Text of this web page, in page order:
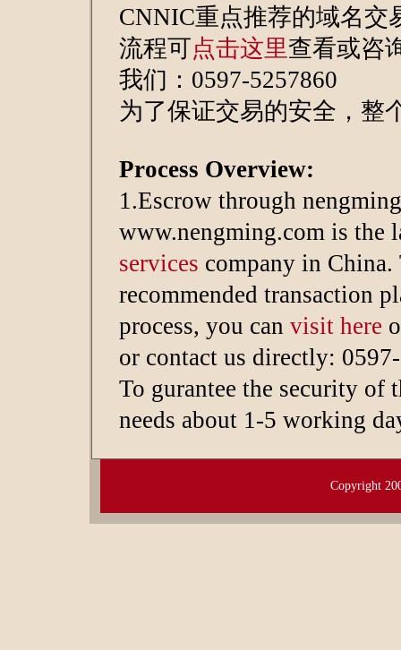
CNNIC重点推荐的域名交
流程可点击这里查看或咨
我们：0597-5257860
为了保证交易的安全，整
Process Overview:
1.Escrow through
www.nengming.com is the
services company in
recommended transaction
process, you can visit here
or contact us directly:
To gurantee the security of
needs about 1-5 working
Copyright